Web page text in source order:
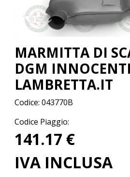
MARMITTA DI
DGM
LAMBRETTA.IT
Codice: 043770B
Codice Piaggio:
141.17 €
IVA INCLUSA